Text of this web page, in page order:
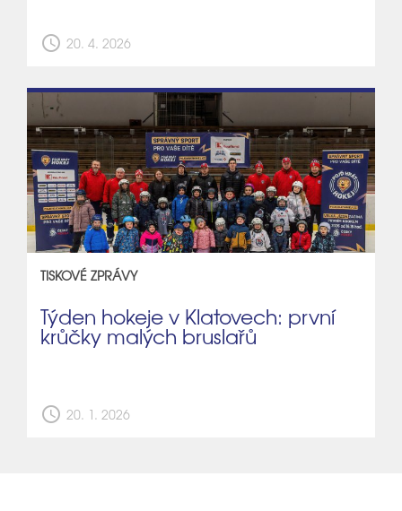
schedule 20. 4. 2026
TISKOVÉ ZPRÁVY
Týden hokeje v Klatovech: první
krůčky malých bruslařů
schedule 20. 1. 2026